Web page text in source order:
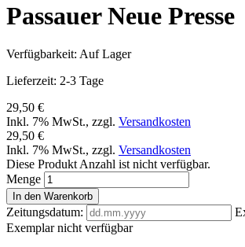
Passauer Neue Presse
Verfügbarkeit: Auf Lager
Lieferzeit: 2-3 Tage
29,50 €
Inkl. 7% MwSt., zzgl. Versandkosten
29,50 €
Inkl. 7% MwSt., zzgl. Versandkosten
Diese Produkt Anzahl ist nicht verfügbar.
Menge
In den Warenkorb
Zeitungsdatum:
Exemplar nicht verfügbar